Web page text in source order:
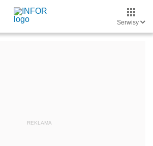
Serwisy